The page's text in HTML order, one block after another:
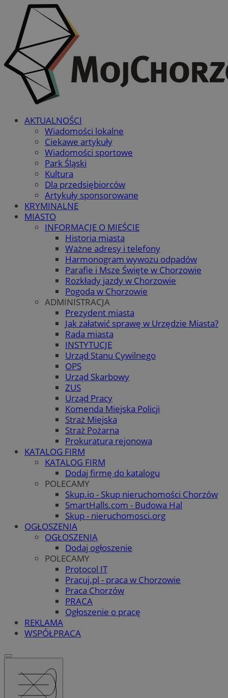
AKTUALNOŚCI
Wiadomości lokalne
Ciekawe artykuły
Wiadomości sportowe
Park Śląski
Kultura
Dla przedsiębiorców
Artykuły sponsorowane
KRYMINALNE
MIASTO
INFORMACJE O MIEŚCIE
Historia miasta
Ważne adresy i telefony
Harmonogram wywozu odpadów
Parafie i Msze Święte w Chorzowie
Rozkłady jazdy w Chorzowie
Pogoda w Chorzowie
ADMINISTRACJA
Prezydent miasta
Jak załatwić sprawę w Urzędzie Miasta?
Rada miasta
INSTYTUCJE
Urząd Stanu Cywilnego
OPS
Urząd Skarbowy
ZUS
Urząd Pracy
Komenda Miejska Policji
Straż Miejska
Straż Pożarna
Prokuratura rejonowa
KATALOG FIRM
KATALOG FIRM
Dodaj firmę do katalogu
POLECAMY
Skup.io - Skup nieruchomości Chorzów
SmartHalls.com - Budowa Hal
Skup - nieruchomosci.org
OGŁOSZENIA
OGŁOSZENIA
Dodaj ogłoszenie
POLECAMY
Protocol IT
Pracuj.pl - praca w Chorzowie
Praca Chorzów
PRACA
Ogłoszenie o pracę
REKLAMA
WSPÓŁPRACA